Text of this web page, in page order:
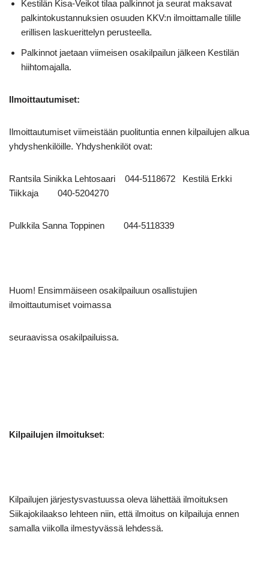
Kestilän Kisa-Veikot tilaa palkinnot ja seurat maksavat
palkintokustannuksien osuuden KKV:n ilmoittamalle tilille
erillisen laskuerittelyn perusteella.
Palkinnot jaetaan viimeisen osakilpailun jälkeen Kestilän
hiihtomajalla.
Ilmoittautumiset:
Ilmoittautumiset viimeistään puolituntia ennen kilpailujen alkua
yhdyshenkilöille. Yhdyshenkilöt ovat:
Rantsila Sinikka Lehtosaari 044-5118672 Kestilä Erkki
Tiikkaja 040-5204270
Pulkkila Sanna Toppinen 044-5118339
Huom! Ensimmäiseen osakilpailuun osallistujien
ilmoittautumiset voimassa
seuraavissa osakilpailuissa.
Kilpailujen ilmoitukset:
Kilpailujen järjestysvastuussa oleva lähettää ilmoituksen
Siikajokilaakso lehteen niin, että ilmoitus on kilpailuja ennen
samalla viikolla ilmestyvässä lehdessä.